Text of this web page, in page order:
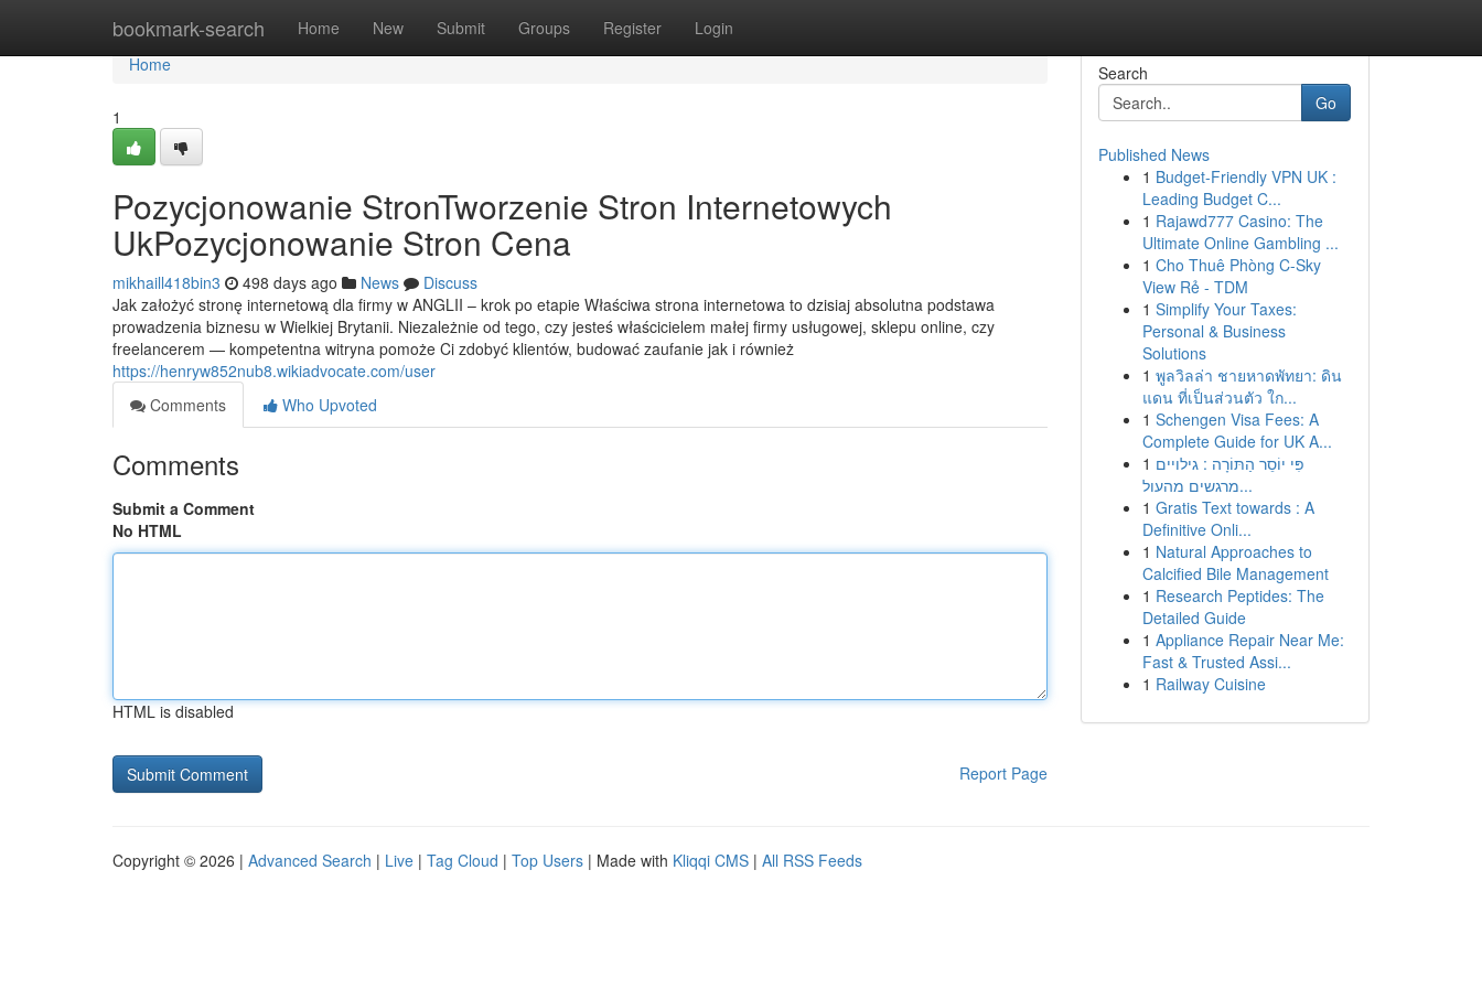
bookmark-search Home New Submit Groups Register Login
Home
Home
1
Pozycjonowanie StronTworzenie Stron Internetowych
UkPozycjonowanie Stron Cena
mikhaill418bin3 498 days ago News
Discuss
Jak założyć stronę internetową dla firmy w ANGLII – krok po etapie Właściwa strona internetowa to dzisiaj absolutna podstawa
prowadzenia biznesu w Wielkiej Brytanii. Niezależnie od tego, czy jesteś właścicielem małej firmy usługowej, sklepu online, czy
freelancerem — kompetentna witryna pomoże Ci zdobyć klientów, budować zaufanie jak i również
https://henryw852nub8.wikiadvocate.com/user
Comments
Who Upvoted
Comments
Submit a Comment
No HTML
HTML is disabled
Report Page
Search
Go
Published News
1 Budget-Friendly VPN UK :
Leading Budget C...
1 Rajawd777 Casino: The
Ultimate Online Gambling ...
1 Cho Thuê Phòng C-Sky
View Rẻ - TDM
1 Simplify Your Taxes:
Personal & Business
Solutions
1 พูลวิลล่า ชายหาดพัทยา: ดิน
แดน ที่เป็นส่วนตัว ใก...
1 Schengen Visa Fees: A
Complete Guide for UK A...
1 פִּי יוֹסֵר הַתּוֹרָה : גילויים
מרגשים מהעול...
1 Gratis Text towards : A
Definitive Onli...
1 Natural Approaches to
Calcified Bile Management
1 Research Peptides: The
Detailed Guide
1 Appliance Repair Near Me:
Fast & Trusted Assi...
1 Railway Cuisine
Copyright © 2026 | Advanced Search | Live | Tag Cloud | Top Users | Made with Kliqqi CMS | All RSS Feeds